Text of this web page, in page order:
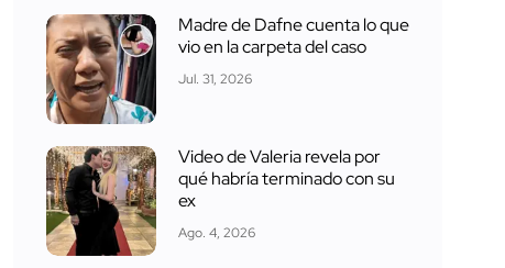
Madre de Dafne cuenta lo que
vio en la carpeta del caso
Jul. 31, 2026
Video de Valeria revela por
qué habría terminado con su
ex
Ago. 4, 2026